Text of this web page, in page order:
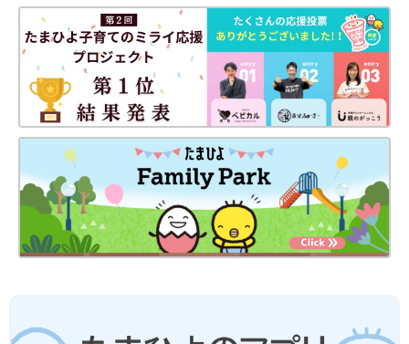
前の話
トイレのドアをあけ
っぱなしにしていた
ら…【子育てなめて
ました日記#81】
次の話
花いちもんめがトラウ
マの母【子育てなめて
ました日記#83】